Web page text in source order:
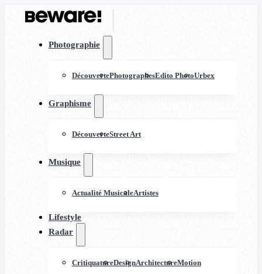
Photographie
DécouvertePhotographesEdito PhotoUrbex
Graphisme
DécouverteStreet Art
Musique
Actualité MusicaleArtistes
Lifestyle
Radar
CritiquatureDesignArchitectureMotion